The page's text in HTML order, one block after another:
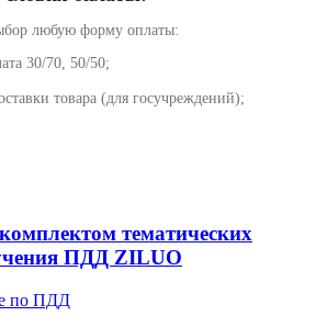
любую форму оплаты:
30/70, 50/50;
товара (для госучреждений);
тематических
ПДД ZILUO
по ПДД